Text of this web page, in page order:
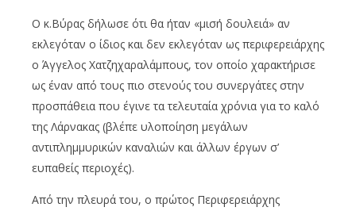
Ο κ.Βύρας δήλωσε ότι θα ήταν «μισή δουλειά» αν
εκλεγόταν ο ίδιος και δεν εκλεγόταν ως περιφερειάρχης
ο Άγγελος Χατζηχαραλάμπους, τον οποίο χαρακτήρισε
ως έναν από τους πιο στενούς του συνεργάτες στην
προσπάθεια που έγινε τα τελευταία χρόνια για το καλό
της Λάρνακας (βλέπε υλοποίηση μεγάλων
αντιπλημμυρικών καναλιών και άλλων έργων σ’
ευπαθείς περιοχές).
Από την πλευρά του, ο πρώτος Περιφερειάρχης